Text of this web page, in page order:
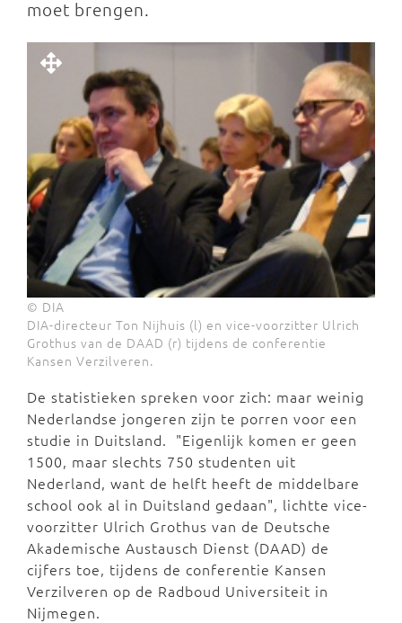
moet brengen.
© DIA
DIA-directeur Ton Nijhuis (l) en vice-voorzitter Ulrich
Grothus van de DAAD (r) tijdens de conferentie
Kansen Verzilveren.
De statistieken spreken voor zich: maar weinig
Nederlandse jongeren zijn te porren voor een
studie in Duitsland. "Eigenlijk komen er geen
1500, maar slechts 750 studenten uit
Nederland, want de helft heeft de middelbare
school ook al in Duitsland gedaan", lichtte vice-
voorzitter Ulrich Grothus van de Deutsche
Akademische Austausch Dienst (DAAD) de
cijfers toe, tijdens de conferentie Kansen
Verzilveren op de Radboud Universiteit in
Nijmegen.